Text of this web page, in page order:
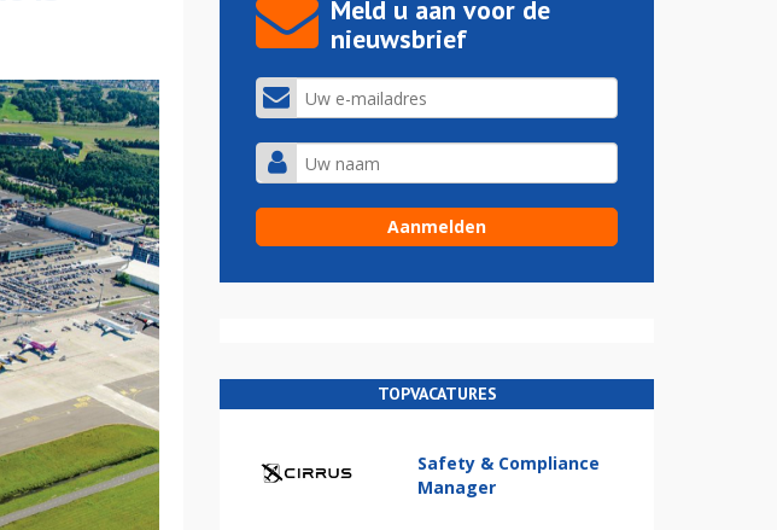
Meld u aan voor de
nieuwsbrief
TOPVACATURES
Safety & Compliance
Manager